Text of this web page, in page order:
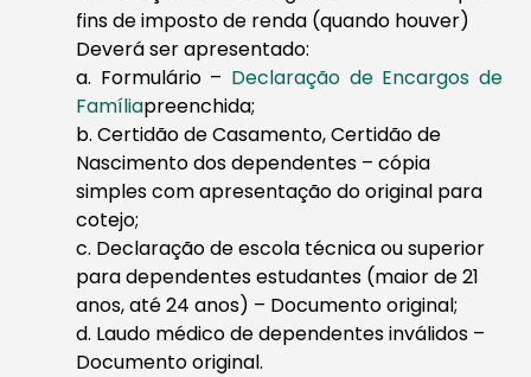
fins de imposto de renda (quando houver)
Deverá ser apresentado:
a. Formulário – Declaração de Encargos de
Famíliapreenchida;
b. Certidão de Casamento, Certidão de
Nascimento dos dependentes – cópia
simples com apresentação do original para
cotejo;
c. Declaração de escola técnica ou superior
para dependentes estudantes (maior de 21
anos, até 24 anos) – Documento original;
d. Laudo médico de dependentes inválidos –
Documento original.